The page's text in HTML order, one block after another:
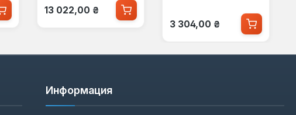
Обычная цена:
13 022,00 ₴
Обычная цена:
3 304,00 ₴
Информация